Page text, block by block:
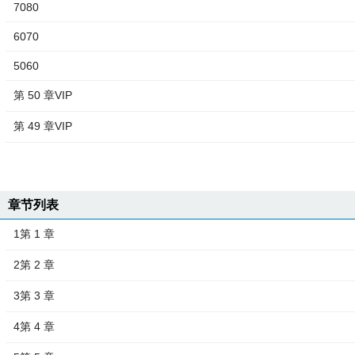
7080
6070
5060
第 50 章VIP
第 49 章VIP
章节列表
1第 1 章
2第 2 章
3第 3 章
4第 4 章